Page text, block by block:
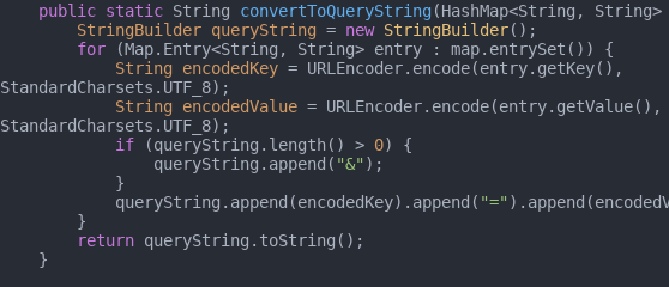
public static String convertToQueryString (HashMap<String, String>
StringBuilder queryString = new StringBuilder();
for (Map.Entry<String, String> entry : map.entrySet()) {
String
encodedKey = URLEncoder.encode(entry.getKey(),
StandardCharsets.UTF_8);
String
encodedValue = URLEncoder.encode(entry.getValue(),
StandardCharsets.UTF_8);
if (queryString.length() > 0) {
                queryString.append(
"&" );
            queryString.append(encodedKey).append(
"="
return queryString.toString();